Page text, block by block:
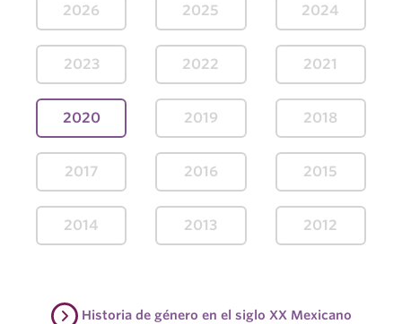
2026 2025 2024
2023 2022 2021
2020 2019 2018
2017 2016 2015
2014 2013 2012
Historia de género en el siglo XX Mexicano